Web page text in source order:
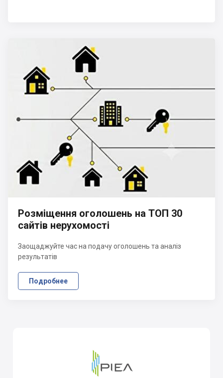
Розміщення оголошень на ТОП 30
сайтів нерухомості
Заощаджуйте час на подачу оголошень та аналіз
результатів
Подробнее